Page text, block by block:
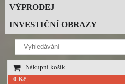
VÝPRODEJ
INVESTIČNÍ OBRAZY
Nákupní košík
0 Kč